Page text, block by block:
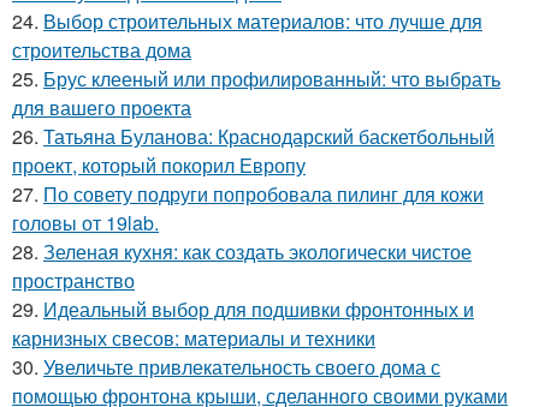
24. Выбор строительных материалов: что лучше для
строительства дома
25. Брус клееный или профилированный: что выбрать
для вашего проекта
26. Татьяна Буланова: Краснодарский баскетбольный
проект, который покорил Европу
27. По совету подруги попробовала пилинг для кожи
головы от 19lab.
28. Зеленая кухня: как создать экологически чистое
пространство
29. Идеальный выбор для подшивки фронтонных и
карнизных свесов: материалы и техники
30. Увеличьте привлекательность своего дома с
помощью фронтона крыши, сделанного своими руками